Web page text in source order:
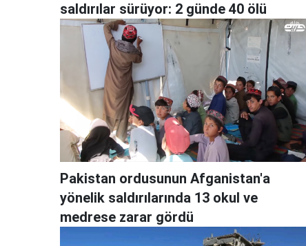
saldırılar sürüyor: 2 günde 40 ölü
Pakistan ordusunun Afganistan'a
yönelik saldırılarında 13 okul ve
medrese zarar gördü